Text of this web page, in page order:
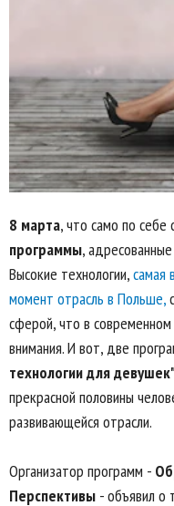
8 марта, что само по себе
программы, адресованные
Высокие технологии,самая
момент отрасль в Польше,
сферой, что в
внимания. И вот, две
технологии для
прекрасной половины
развивающейся отрасли.
Организатор программ -
Перспективы - объявил о